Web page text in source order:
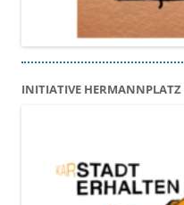
INITIATIVE HERMANNPLATZ